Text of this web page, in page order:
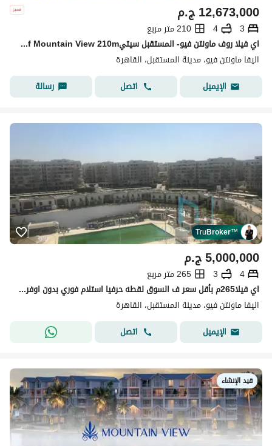
ج.م12,673,000
3
4
210 متر مربع
اي فيلا روف ماونتن فيو- المستقبل سيتيivilla roof Mountain View 210m
اليفا ماونتن فيو، مدينة المستقبل، القاهرة
الإيميل
اتصل رسالة
TruBroker™
ج.م5,000,000
4
3
265 متر مربع
اي فيلا265م بأقل سعر ف السوق لقطه حرفيا استلام فوري بدون اوفر واقل مقدم واطول فتره سداد
اليفا ماونتن فيو، مدينة المستقبل، القاهرة
الإيميل
اتصل
قيد الإنشاء